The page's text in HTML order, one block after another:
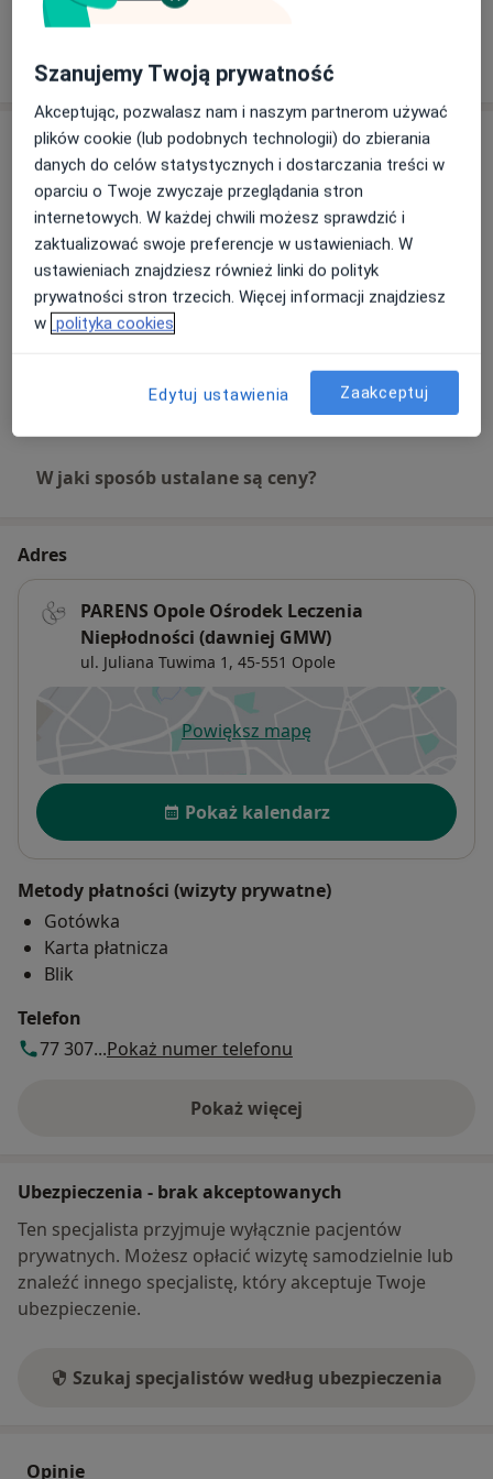
o doświadczeniu
Usługi i ceny
Konsultacja ginekologiczna
Szczegóły Umów wizytę
Prowadzenie ciąży
Szczegóły
W jaki sposób ustalane są ceny?
Adres
PARENS Opole Ośrodek Leczenia
Niepłodności (dawniej GMW)
ul. Juliana Tuwima 1, 45-551 Opole
Powiększ mapęotwiera się w nowej karcie
Dostępność
Pokaż kalendarz
Metody płatności (wizyty prywatne)
Gotówka
Karta płatnicza
Blik
Telefon
77 307...Pokaż numer telefonu
Pokaż więcej
o adresie
Ubezpieczenia - brak akceptowanych
Ten specjalista przyjmuje wyłącznie pacjentów
prywatnych. Możesz opłacić wizytę samodzielnie lub
znaleźć innego specjalistę, który akceptuje Twoje
ubezpieczenie.
Szukaj specjalistów według ubezpieczenia
Opinie
Szanujemy Twoją prywatność
Akceptując, pozwalasz nam i naszym partnerom używać
plików cookie (lub podobnych technologii) do zbierania
danych do celów statystycznych i dostarczania treści w
oparciu o Twoje zwyczaje przeglądania stron
internetowych. W każdej chwili możesz sprawdzić i
zaktualizować swoje preferencje w ustawieniach. W
ustawieniach znajdziesz również linki do polityk
prywatności stron trzecich. Więcej informacji znajdziesz
w polityka cookies
Edytuj ustawienia Zaakceptuj